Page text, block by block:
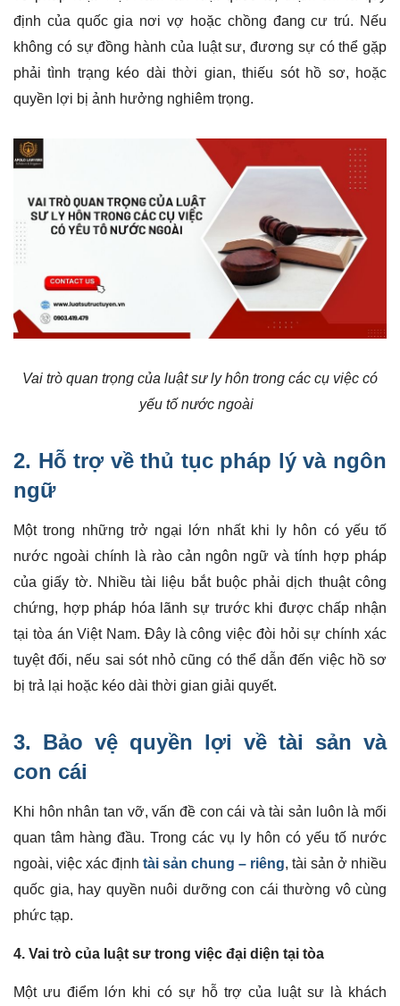
định của quốc gia nơi vợ hoặc chồng đang cư trú. Nếu
không có sự đồng hành của luật sư, đương sự có thể gặp
phải tình trạng kéo dài thời gian, thiếu sót hồ sơ, hoặc
quyền lợi bị ảnh hưởng nghiêm trọng.
Vai trò quan trọng của luật sư ly hôn trong các cụ việc có
yếu tố nước ngoài
2. Hỗ trợ về thủ tục pháp lý và ngôn
ngữ
Một trong những trở ngại lớn nhất khi ly hôn có yếu tố
nước ngoài chính là rào cản ngôn ngữ và tính hợp pháp
của giấy tờ. Nhiều tài liệu bắt buộc phải dịch thuật công
chứng, hợp pháp hóa lãnh sự trước khi được chấp nhận
tại tòa án Việt Nam. Đây là công việc đòi hỏi sự chính xác
tuyệt đối, nếu sai sót nhỏ cũng có thể dẫn đến việc hồ sơ
bị trả lại hoặc kéo dài thời gian giải quyết.
3. Bảo vệ quyền lợi về tài sản và
con cái
Khi hôn nhân tan vỡ, vấn đề con cái và tài sản luôn là mối
quan tâm hàng đầu. Trong các vụ ly hôn có yếu tố nước
ngoài, việc xác định tài sản chung – riêng, tài sản ở nhiều
quốc gia, hay quyền nuôi dưỡng con cái thường vô cùng
phức tạp.
4. Vai trò của luật sư trong việc đại diện tại tòa
Một ưu điểm lớn khi có sự hỗ trợ của luật sư là khách